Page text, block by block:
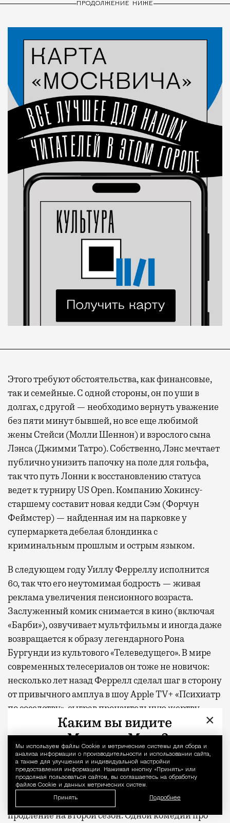
Уведомление
Мы используем файлы Сookie и метрические системы для сбора и
анализа информации о производительности и использовании сайта,
а также для улучшения и индивидуальной настройки
предоставления информации. Нажимая кнопку «Принять» или
продолжая пользоваться сайтом, вы соглашаетесь на обработку
файлов Cookie и данных метрических систем.
Принять Подробнее
Современный путешественник часто берет
с собой не только чемодан, но и ноутбук.
А ожидание рейса все чаще превращается
не в потерянное время, а в возможность
спокойно закончить дела или спланировать
активности в путешествии, например
забронировать нужные билеты и рестораны.
Бизнес-зал становится местом, где можно
провести переговоры, поработать или просто
выпить кофе, наблюдая сквозь панорамные
окна за тем, как взлетают и садятся
самолеты. В Москве нет недостатка
в лаунжах. В аэропортах их обычно
несколько — в разных зонах воздушных
гаваней. На некоторых вокзалах — тоже.
Лаунжи доступны на Ленинградском,
Павелецком, Казанском, Ярославском
и Курском вокзалах.Попасть в бизнес-залы
могут держатели карт Mir Supreme. Причем
не только в столице. Всего доступно более
1000 бизнес-залов по всему миру.
ПРОДОЛЖЕНИЕ НИЖЕ
Этого требуют обстоятельства, как финансовые,
так и семейные. С одной стороны, он по уши в
долгах, с другой — необходимо вернуть уважение
без пяти минут бывшей, но все еще любимой
жены Стейси (Молли Шеннон) и взрослого сына
Лэнса (Джимми Татро). Собственно, Лэнс мечтает
публично унизить папочку на поле для гольфа,
так что путь Лонни к восстановлению статуса
ведет к турниру US Open. Компанию Хокинсу-
старшему составит новая кедди Сэм (Форчун
Феймстер) — найденная им на парковке у
супермаркета дебелая блондинка с
криминальным прошлым и острым языком.
В следующем году Уиллу Ферреллу исполнится
60, так что его неутомимая бодрость — живая
реклама увеличения пенсионного возраста.
Заслуженный комик снимается в кино (включая
«Барби»), озвучивает мультфильмы и иногда даже
возвращается к образу легендарного Рона
Бургунди из культового «Телеведущего». В мире
современных телесериалов он тоже не новичок:
несколько лет назад Феррелл сделал шаг в сторону
от привычного амплуа в шоу Apple TV+ «Психиатр
по соседству», сыграв пронзительную жертву
жулика в исполнении Пола Радда. «Ястреб»,
напротив, возвращение к базовым настройкам.
На первый взгляд «Ястреб» выглядит несколько
запоздавшим. В прошлом году на том же Apple
TV+ вышел «Король гольфа» с Оуэном Уилсоном,
который завоевал публику и обеспечил сериалу
продление на второй сезон. Одной комедии про
×